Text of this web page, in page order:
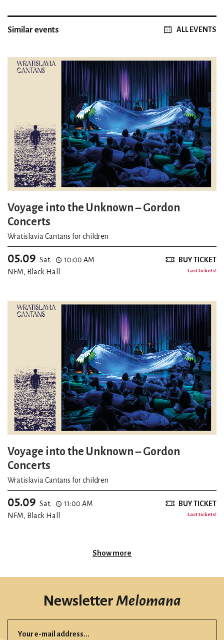
Similar events ALL EVENTS
Voyage into the Unknown – Gordon
Concerts
Wratislavia Cantans for children
05.09 Sat.
10:00 AM
NFM, Black Hall
BUY TICKET
Last tickets!
Voyage into the Unknown – Gordon
Concerts
Wratislavia Cantans for children
05.09 Sat.
11:00 AM
NFM, Black Hall
BUY TICKET
Last tickets!
Show more
NewsletterMelomana